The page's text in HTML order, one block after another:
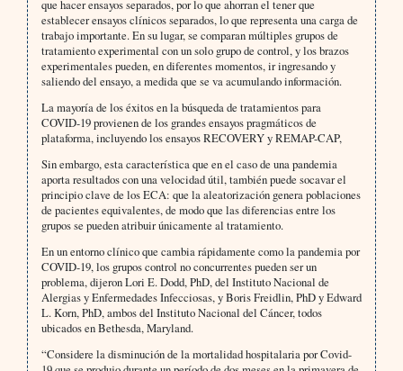
que hacer ensayos separados, por lo que ahorran el tener que
establecer ensayos clínicos separados, lo que representa una carga de
trabajo importante. En su lugar, se comparan múltiples grupos de
tratamiento experimental con un solo grupo de control, y los brazos
experimentales pueden, en diferentes momentos, ir ingresando y
saliendo del ensayo, a medida que se va acumulando información.
La mayoría de los éxitos en la búsqueda de tratamientos para
COVID-19 provienen de los grandes ensayos pragmáticos de
plataforma, incluyendo los ensayos RECOVERY y REMAP-CAP,
Sin embargo, esta característica que en el caso de una pandemia
aporta resultados con una velocidad útil, también puede socavar el
principio clave de los ECA: que la aleatorización genera poblaciones
de pacientes equivalentes, de modo que las diferencias entre los
grupos se pueden atribuir únicamente al tratamiento.
En un entorno clínico que cambia rápidamente como la pandemia por
COVID-19, los grupos control no concurrentes pueden ser un
problema, dijeron Lori E. Dodd, PhD, del Instituto Nacional de
Alergias y Enfermedades Infecciosas, y Boris Freidlin, PhD y Edward
L. Korn, PhD, ambos del Instituto Nacional del Cáncer, todos
ubicados en Bethesda, Maryland.
“Considere la disminución de la mortalidad hospitalaria por Covid-